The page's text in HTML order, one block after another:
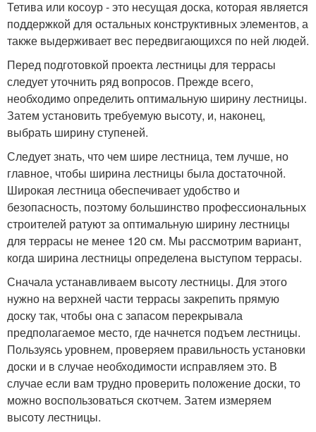
Тетива или косоур - это несущая доска, которая является
поддержкой для остальных конструктивных элементов, а
также выдерживает вес передвигающихся по ней людей.
Перед подготовкой проекта лестницы для террасы
следует уточнить ряд вопросов. Прежде всего,
необходимо определить оптимальную ширину лестницы.
Затем установить требуемую высоту, и, наконец,
выбрать ширину ступеней.
Следует знать, что чем шире лестница, тем лучше, но
главное, чтобы ширина лестницы была достаточной.
Широкая лестница обеспечивает удобство и
безопасность, поэтому большинство профессиональных
строителей ратуют за оптимальную ширину лестницы
для террасы не менее 120 см. Мы рассмотрим вариант,
когда ширина лестницы определена выступом террасы.
Сначала устанавливаем высоту лестницы. Для этого
нужно на верхней части террасы закрепить прямую
доску так, чтобы она с запасом перекрывала
предполагаемое место, где начнется подъем лестницы.
Пользуясь уровнем, проверяем правильность установки
доски и в случае необходимости исправляем это. В
случае если вам трудно проверить положение доски, то
можно воспользоваться скотчем. Затем измеряем
высоту лестницы.